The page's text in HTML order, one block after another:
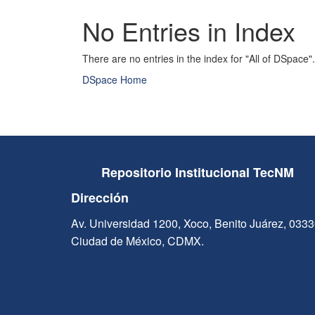
No Entries in Index
There are no entries in the index for "All of DSpace".
DSpace Home
Repositorio Institucional TecNM
Dirección
Av. Universidad 1200, Xoco, Benito Juárez,
Ciudad de México, CDMX.